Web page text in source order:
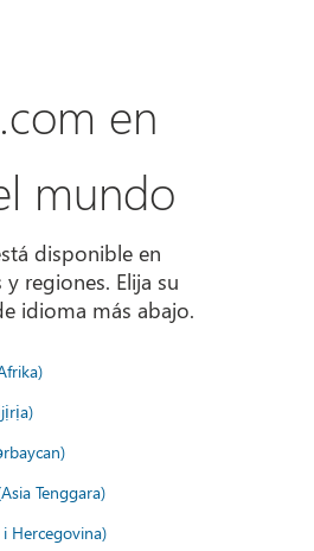
en
mundo
disponible en
regiones. Elija su
idioma más abajo.
Tenggara)
Hercegovina)